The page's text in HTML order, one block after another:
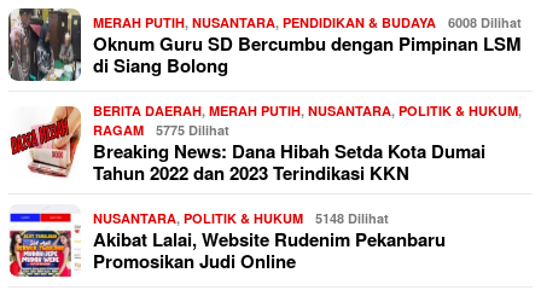
MERAH PUTIH, NUSANTARA, PENDIDIKAN & BUDAYA 6008 Dilihat
Oknum Guru SD Bercumbu dengan Pimpinan LSM
di Siang Bolong
BERITA DAERAH, MERAH PUTIH, NUSANTARA, POLITIK & HUKUM,
RAGAM
5775 Dilihat
Breaking News: Dana Hibah Setda Kota Dumai
Tahun 2022 dan 2023 Terindikasi KKN
NUSANTARA, POLITIK & HUKUM 5148 Dilihat
Akibat Lalai, Website Rudenim Pekanbaru
Promosikan Judi Online